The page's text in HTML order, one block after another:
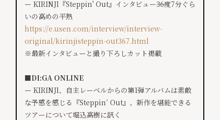
ー KIRINJI『Steppin' Out』インタビュー――36度7分ぐら
いの高めの平熱
https://e.usen.com/interview/interview-
original/kirinjisteppin-out367.html
※最新インタビューと撮り下ろしカット掲載
■DI:GA ONLINE
ー KIRINJI、自主レーベルからの第1弾アルバムは素敵
な予感を感じる『Steppin’ Out』、新作を堪能できる
ツアーについて堀込高樹に訊く